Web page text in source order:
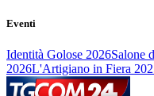
Eventi
Identità Golose 2026Salone
2026L'Artigiano in Fiera